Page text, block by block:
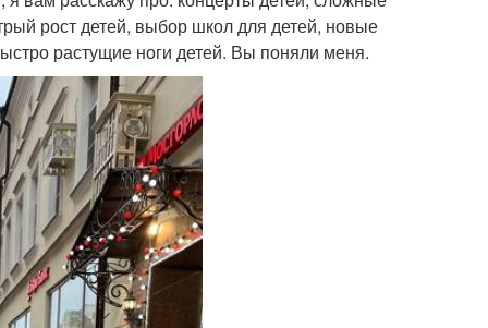
рост детей, выбор школ для детей, новые
растущие ноги детей. Вы поняли меня.